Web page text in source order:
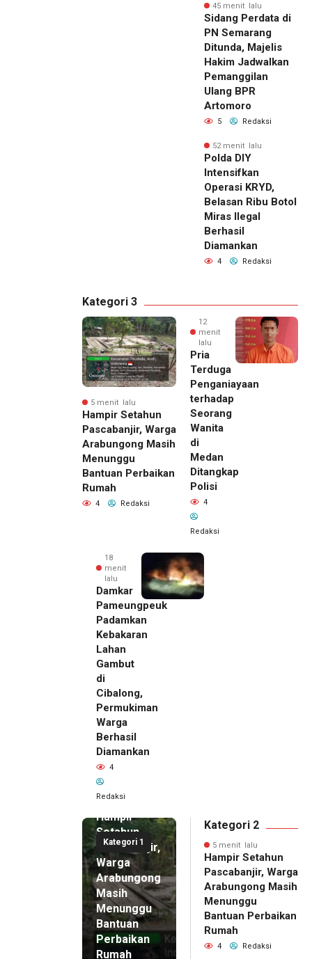
45 menit lalu
Sidang Perdata di
PN Semarang
Ditunda, Majelis
Hakim Jadwalkan
Pemanggilan
Ulang BPR
Artomoro
5 Redaksi
52 menit lalu
Polda DIY
Intensifkan
Operasi KRYD,
Belasan Ribu Botol
Miras Ilegal
Berhasil
Diamankan
4 Redaksi
Kategori 3
5 menit lalu
Hampir Setahun
Pascabanjir, Warga
Arabungong Masih
Menunggu
Bantuan Perbaikan
Rumah
4 Redaksi
12
menit
lalu
Pria
Terduga
Penganiayaan
terhadap
Seorang
Wanita
di
Medan
Ditangkap
Polisi
4
Redaksi
18
menit
lalu
Damkar
Pameungpeuk
Padamkan
Kebakaran
Lahan
Gambut
di
Cibalong,
Permukiman
Warga
Berhasil
Diamankan
4
Redaksi
Kategori 1
5 menit
Hampir
Setahun
Pascabanjir,
Warga
Arabungong
Masih
Menunggu
Bantuan
Perbaikan
Rumah
Kategori 2
5 menit lalu
Hampir Setahun
Pascabanjir, Warga
Arabungong Masih
Menunggu
Bantuan Perbaikan
Rumah
4 Redaksi